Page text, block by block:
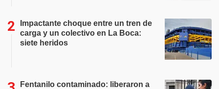
Impactante choque entre un tren de
carga y un colectivo en La Boca:
siete heridos
Fentanilo contaminado: liberaron a